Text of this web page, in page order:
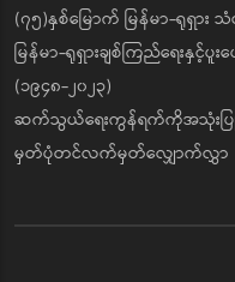
(၇၅)နှစ်မြောက် မြန်မာ-ရု
မြန်မာ-ရုရှားချစ်ကြည်ရေးနှင့်
(၁၉၄၈-၂၀၂၃)
ဆက်သွယ်ရေးကွန်ရက်ကိုအသုံးပြု
မှတ်ပုံတင်လက်မှတ်လျှောက်လွှာ